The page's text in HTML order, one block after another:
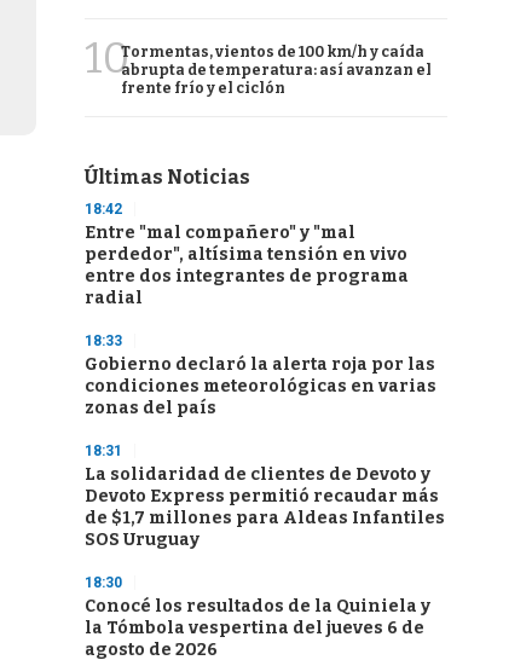
10Tormentas, vientos de 100 km/h y caída
abrupta de temperatura: así avanzan el
frente frío y el ciclón
Últimas Noticias
18:42
Entre "mal compañero" y "mal
perdedor", altísima tensión en vivo
entre dos integrantes de programa
radial
18:33
Gobierno declaró la alerta roja por las
condiciones meteorológicas en varias
zonas del país
18:31
La solidaridad de clientes de Devoto y
Devoto Express permitió recaudar más
de $1,7 millones para Aldeas Infantiles
SOS Uruguay
18:30
Conocé los resultados de la Quiniela y
la Tómbola vespertina del jueves 6 de
agosto de 2026